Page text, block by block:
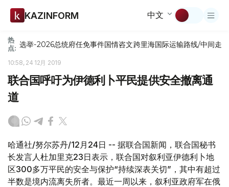
KAZINFORM 中文
热
点: 选举-2026总统府任免事件国情咨文跨里海国际运输路线/中间走廊
10:58, 24 12月 2019
联合国呼吁为伊德利卜平民提供安全撤离通
道
哈通社/努尔苏丹/12月24日 -- 据联合国新闻，联合国秘书
长发言人杜加里克23日表示，联合国对叙利亚伊德利卜地
区300多万平民的安全与保护“持续深表关切”，其中有超过
半数是境内流离失所者。最近一周以来，叙利亚政府军在俄